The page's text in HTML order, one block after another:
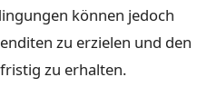
können jedoch
zu erzielen und den
zu erhalten.